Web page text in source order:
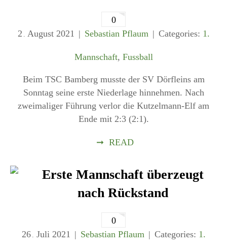
0
2 . August 2021 Sebastian Pflaum Categories: 1.
Mannschaft, Fussball
Beim TSC Bamberg musste der SV Dörfleins am
Sonntag seine erste Niederlage hinnehmen. Nach
zweimaliger Führung verlor die Kutzelmann-Elf am
Ende mit 2:3 (2:1).
➞ READ
Erste Mannschaft überzeugt
nach Rückstand
0
26 . Juli 2021 Sebastian Pflaum Categories: 1.